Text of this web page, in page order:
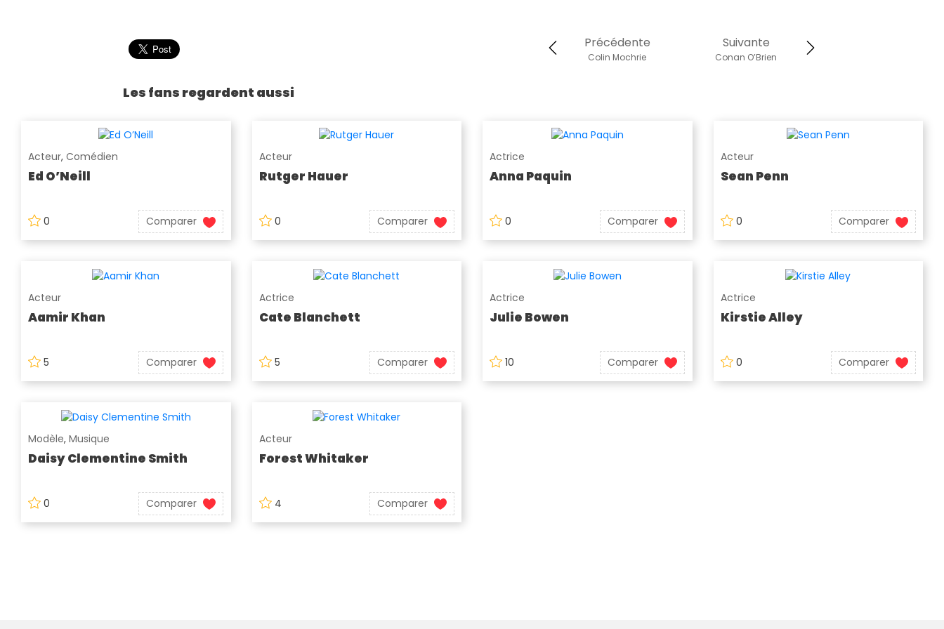
Suivante
Conan O’Brien
Précédente
Colin Mochrie
Les fans regardent aussi
Acteur, Comédien
Ed O’Neill
0 Comparer
Acteur
Rutger Hauer
0 Comparer
Actrice
Anna Paquin
0 Comparer
Acteur
Sean Penn
0 Comparer
Acteur
Aamir Khan
5 Comparer
Actrice
Cate Blanchett
5 Comparer
Actrice
Julie Bowen
10 Comparer
Actrice
Kirstie Alley
0 Comparer
Modèle, Musique
Daisy Clementine Smith
0 Comparer
Acteur
Forest Whitaker
4 Comparer